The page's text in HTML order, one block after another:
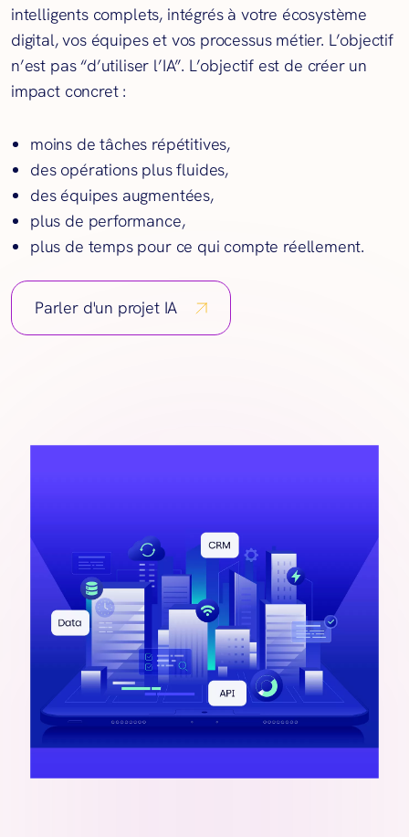
intelligents complets, intégrés à votre écosystème
digital, vos équipes et vos processus métier. L’objectif
n’est pas “d’utiliser l’IA”. L’objectif est de créer un
impact concret :
moins de tâches répétitives,
des opérations plus fluides,
des équipes augmentées,
plus de performance,
plus de temps pour ce qui compte réellement.
Parler d'un projet IA